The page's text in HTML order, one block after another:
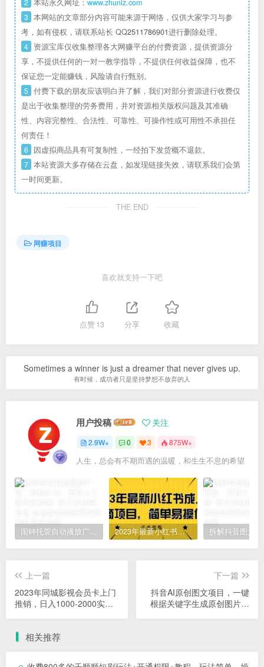
2 本站永久网址： www.zhuniz.com
3 本网站的文章部分内容可能来源于网络，仅供大家学习与参
考，如有侵权，请联系站长 QQ2511786901进行删除处理。
4 资源宝库仅收集整理各大网赚平台的付费资源，提供资源分
享，不提供任何的一对一教学指导，不提供任何收益保障，也不
保证您一定能赚钱，风险请自行甄别。
5 付费下载的朋友应该明白并了解，我们对部分资源进行收费仅
是出于收集整理的劳务费用，并对资源相关版权问题及其准确
性、内容完整性、合法性、可靠性、可操作性或可用性不承担任
何责任！
6 因虚拟商品具有可复制性，一经拍下发货概不退款。
7 本站资源大多存储在云盘，如发现链接失效，请联系我们会第
一时间更新。
THE END
网赚项目
喜欢就支持一下吧
点赞13 分享 收藏
Sometimes a winner is just a dreamer that never gives up.
有时候，成功者只是坚持梦想不放弃的人
用户投稿 关注
2.9W+ 0 3 875W+
人生，总会有不期而遇的温暖，和生生不息的希望
闹钟托管自动播放广告，单机5-10，无需人工操作 2023年最新小红书成人电商项目，简单易操作【详细教程】
上一篇
2023年同城影视会员卡上门
推销，日入1000-2000实操
下一篇
抖音AI原创图文项目，一键
根据关键字生成原创图片，
相关推荐